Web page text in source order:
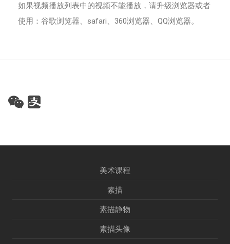
如果视频播放列表中的视频不能播放，请升级浏览器或者
使用：谷歌浏览器、safari、360浏览器、QQ浏览器。
美术课程
素描
素描静物
素描头像